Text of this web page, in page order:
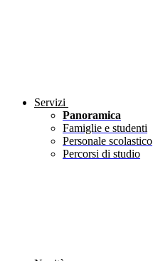
Servizi
Panoramica
Famiglie e studenti
Personale scolastico
Percorsi di studio